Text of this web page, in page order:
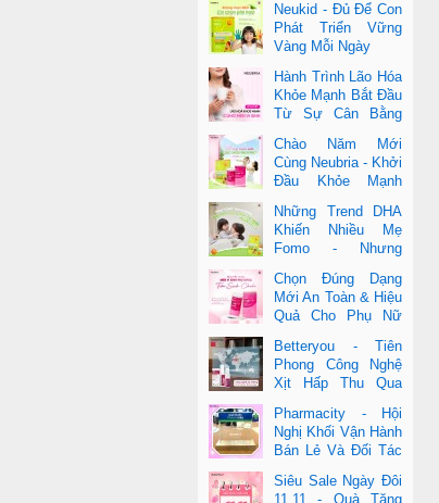
Một Cuộc Sống Khỏe Dài Lâu
Neukid - Đủ Để Con
Phát Triển Vững
Vàng Mỗi Ngày
Hành Trình Lão Hóa
Khỏe Mạnh Bắt Đầu
Từ Sự Cân Bằng
Chào Năm Mới
Cùng Neubria - Khởi
Đầu Khỏe Mạnh
Những Trend DHA
Khiến Nhiều Mẹ
Fomo - Nhưng
Cũng ĐúngChọn Đúng Dạng
Mới An Toàn & Hiệu
Quả Cho Phụ Nữ
Betteryou - Tiên
Phong Công Nghệ
Xịt Hấp Thu Qua
(Intra-Oral Spray)Pharmacity - Hội
Nghị Khối Vận Hành
Bán Lẻ Và Đối Tác
Siêu Sale Ngày Đôi
11.11 - Quà Tặng